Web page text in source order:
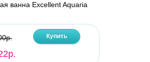
ванна Excellent Aquaria
Купить